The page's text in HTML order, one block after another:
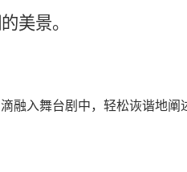
美景。
融入舞台剧中，轻松诙谐地阐